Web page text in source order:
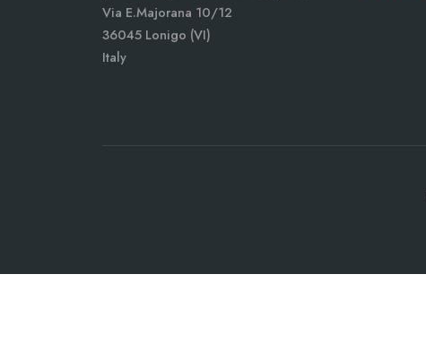
Via E.Majorana 10/12
36045 Lonigo (VI)
Italy